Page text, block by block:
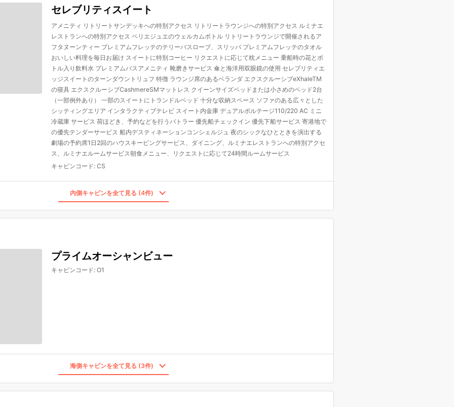
セレブリティスイート
アメニティ リトリートサンデッキへの特別アクセス リトリートラウンジへの特別アクセス ルミナエ
レストランへの特別アクセス ペリエジュエのウェルカムボトル リトリートラウンジで開催されるア
フタヌーンティー プレミアムフレッテのテリーバスローブ、スリッパ プレミアムフレッテのタオル
おいしい料理を毎日お届け スイートに特別コーヒー リクエストに応じて枕メニュー 乗船時の花とボ
トル入り飲料水 プレミアムバスアメニティ 靴磨きサービス 傘と海洋用双眼鏡の使用 セレブリティエ
ッジスイートのターンダウントリュフ 特徴 ラウンジ席のあるベランダ エクスクルーシブeXhaleTM
の寝具 エクスクルーシブCashmereSMマットレス クイーンサイズベッドまたは小さめのベッド2台
（一部例外あり） 一部のスイートにトランドルベッド 十分な収納スペース ソファのある広々とした
シッティングエリア インタラクティブテレビ スイート内金庫 デュアルボルテージ110/220 AC ミニ
冷蔵庫 サービス 荷ほどき、予約などを行うバトラー 優先船チェックイン 優先下船サービス 寄港地で
の優先テンダーサービス 船内デスティネーションコンシェルジュ 夜のシックなひとときを演出する
劇場の予約席1日2回のハウスキーピングサービス、ダイニング、ルミナエレストランへの特別アクセ
ス、ルミナエルームサービス朝食メニュー、リクエストに応じて24時間ルームサービス
キャビンコード:CS
内側キャビンを全て見る (4件)
プライムオーシャンビュー
キャビンコード:O1
海側キャビンを全て見る (3件)